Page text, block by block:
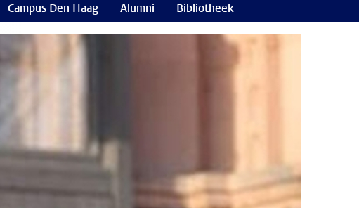
Campus Den Haag Alumni Bibliotheek